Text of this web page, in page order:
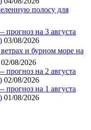
полосу для
на 3 августа
03/08/2026
и бурном море на
02/08/2026
на 2 августа
02/08/2026
на 1 августа
01/08/2026